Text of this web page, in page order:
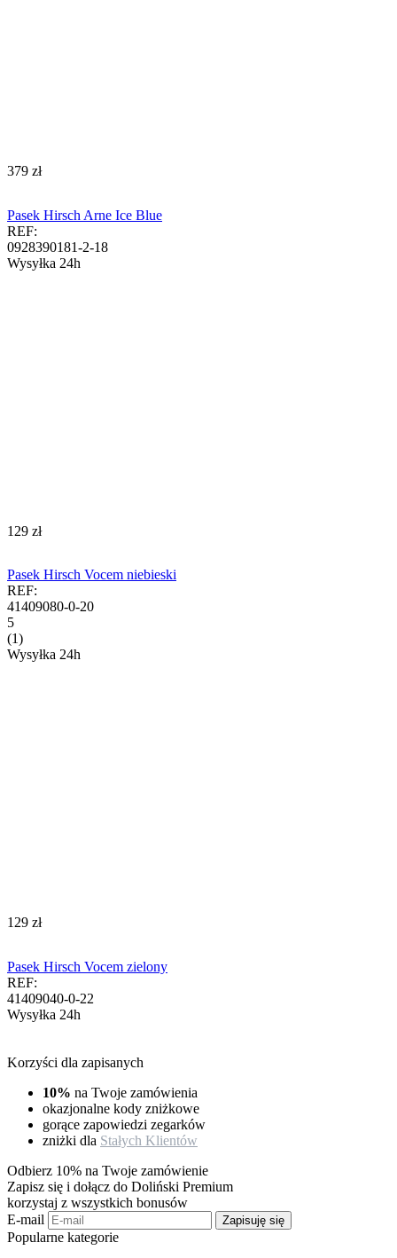
‍379‍ zł
Pasek Hirsch Arne Ice Blue
REF:
0928390181-2-18
Wysyłka 24h
‍129‍ zł
Pasek Hirsch Vocem niebieski
REF:
41409080-0-20
5
(1)
Wysyłka 24h
‍129‍ zł
Pasek Hirsch Vocem zielony
REF:
41409040-0-22
Wysyłka 24h
Korzyści dla zapisanych
10% na Twoje zamówienia
okazjonalne kody zniżkowe
gorące zapowiedzi zegarków
zniżki dla Stałych Klientów
Odbierz 10% na Twoje zamówienie
Zapisz się i dołącz do Doliński Premium
korzystaj z wszystkich bonusów
E-mail
Zapisuję się
Popularne kategorie